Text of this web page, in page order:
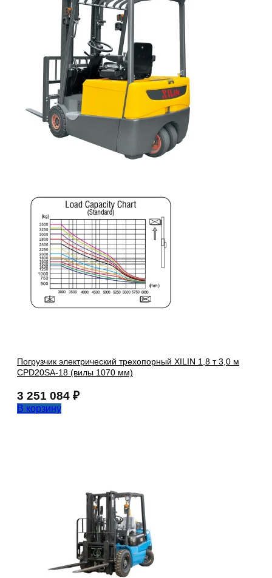
Погрузчик электрический трехопорный XILIN 1,8 т 3,0 м
CPD20SA-18 (вилы 1070 мм)
3 251 084 ₽
В корзину